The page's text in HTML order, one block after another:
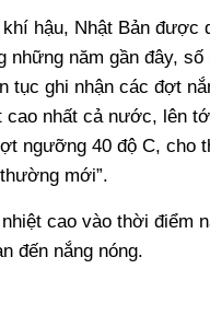
hậu, Nhật Bản được
những năm gần đây,
ghi nhận các đợt
nhất cả nước, lên
ngưỡng 40 độ C, cho
mới”.
cao vào thời điểm
đến nắng nóng.